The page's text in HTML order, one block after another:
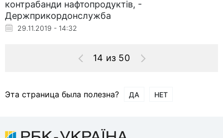
контрабанди нафтопродуктів, -
Держприкордонслужба
29.11.2019 - 14:32
14 из 50
Эта страница была полезна? ДА НЕТ